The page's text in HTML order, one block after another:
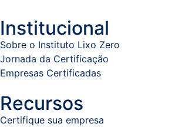
Institucional
Sobre o Instituto Lixo Zero
Jornada da Certificação
Empresas Certificadas
Recursos
Certifique sua empresa